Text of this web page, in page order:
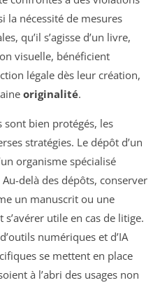
la nécessité de mesures
qu’il s’agisse d’un livre,
visuelle, bénéficient
légale dès leur création,
originalité.
sont bien protégés, les
stratégies. Le dépôt d’un
organisme spécialisé
delà des dépôts, conserver
un manuscrit ou une
utile en cas de litige.
numériques et d’IA
se mettent en place
à l’abri des usages non